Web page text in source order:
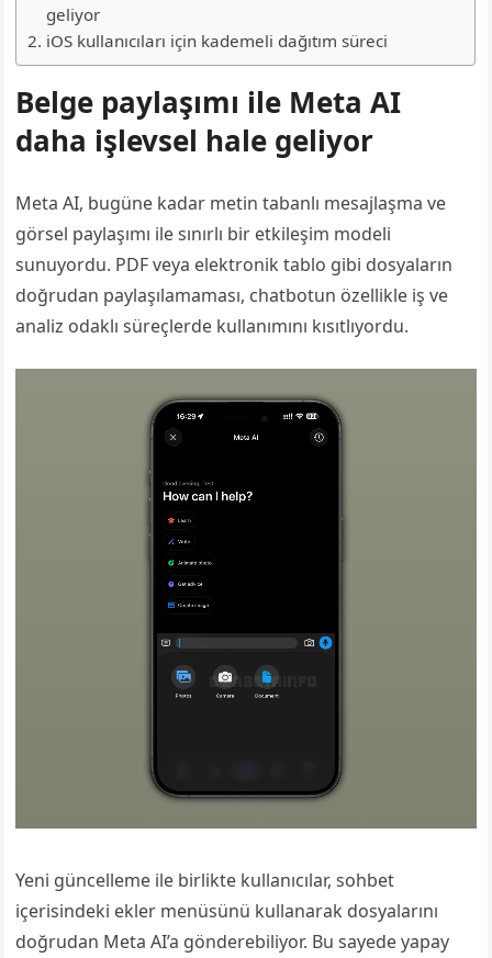
geliyor
iOS kullanıcıları için kademeli dağıtım süreci
Belge paylaşımı ile Meta AI
daha işlevsel hale geliyor
Meta AI, bugüne kadar metin tabanlı mesajlaşma ve
görsel paylaşımı ile sınırlı bir etkileşim modeli
sunuyordu. PDF veya elektronik tablo gibi dosyaların
doğrudan paylaşılamaması, chatbotun özellikle iş ve
analiz odaklı süreçlerde kullanımını kısıtlıyordu.
Yeni güncelleme ile birlikte kullanıcılar, sohbet
içerisindeki ekler menüsünü kullanarak dosyalarını
doğrudan Meta AI’a gönderebiliyor. Bu sayede yapay